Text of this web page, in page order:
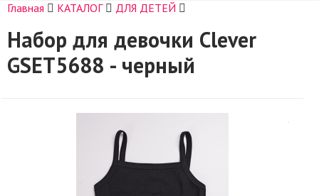
Главная КАТАЛОГ ДЛЯ ДЕТЕЙ
Набор для девочки Clever
GSET5688 - черный